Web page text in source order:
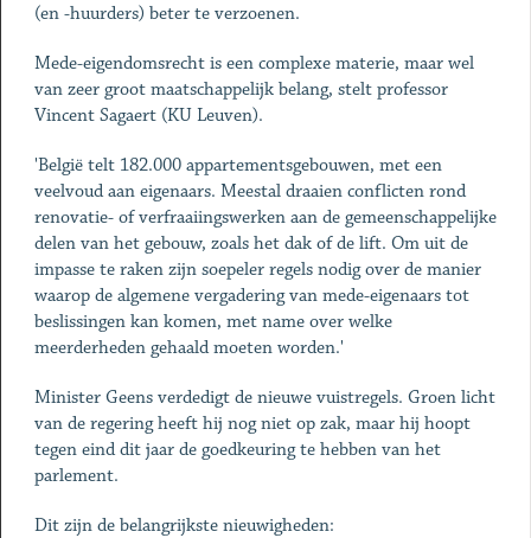
(en -huurders) beter te verzoenen.
Mede-eigendomsrecht is een complexe materie, maar wel
van zeer groot maatschappelijk belang, stelt professor
Vincent Sagaert (KU Leuven).
'België telt 182.000 appartementsgebouwen, met een
veelvoud aan eigenaars. Meestal draaien conflicten rond
renovatie- of verfraaiingswerken aan de gemeenschappelijke
delen van het gebouw, zoals het dak of de lift. Om uit de
impasse te raken zijn soepeler regels nodig over de manier
waarop de algemene vergadering van mede-eigenaars tot
beslissingen kan komen, met name over welke
meerderheden gehaald moeten worden.'
Minister Geens verdedigt de nieuwe vuistregels. Groen licht
van de regering heeft hij nog niet op zak, maar hij hoopt
tegen eind dit jaar de goedkeuring te hebben van het
parlement.
Dit zijn de belangrijkste nieuwigheden: